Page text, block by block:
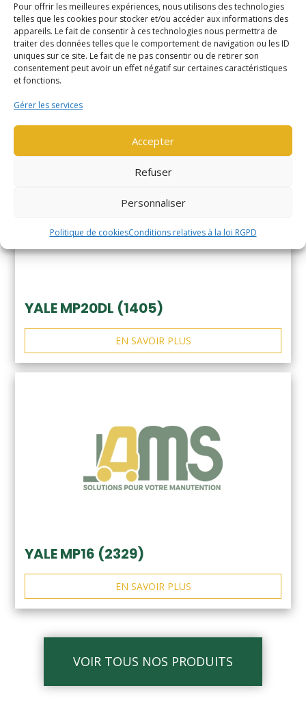
Pour offrir les meilleures expériences, nous utilisons des technologies
telles que les cookies pour stocker et/ou accéder aux informations des
appareils. Le fait de consentir à ces technologies nous permettra de
traiter des données telles que le comportement de navigation ou les ID
uniques sur ce site. Le fait de ne pas consentir ou de retirer son
consentement peut avoir un effet négatif sur certaines caractéristiques
et fonctions.
Gérer les services
Accepter
Refuser
Personnaliser
Politique de cookiesConditions relatives à la loi RGPD
YALE MS14XIL (2510)
YALE MP20DL (1405)
EN SAVOIR PLUS
YALE MP16 (2329)
EN SAVOIR PLUS
VOIR TOUS NOS PRODUITS